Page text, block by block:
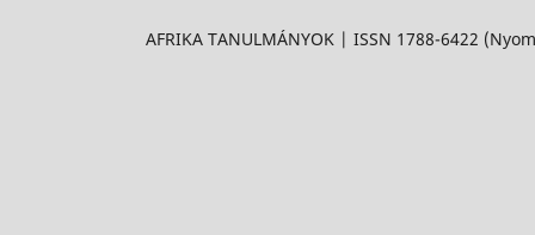
AFRIKA TANULMÁNYOK | ISSN 1788-6422